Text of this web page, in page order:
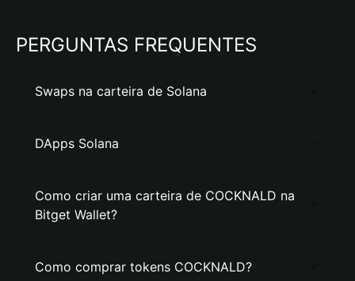
PERGUNTAS FREQUENTES
Swaps na carteira de Solana
DApps Solana
Como criar uma carteira de COCKNALD na
Bitget Wallet?
Como comprar tokens COCKNALD?